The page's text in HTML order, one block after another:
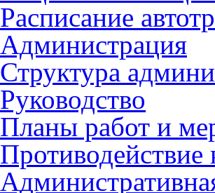
Расписание
Администрация
Структура
Руководство
Планы работ и
Противодействие